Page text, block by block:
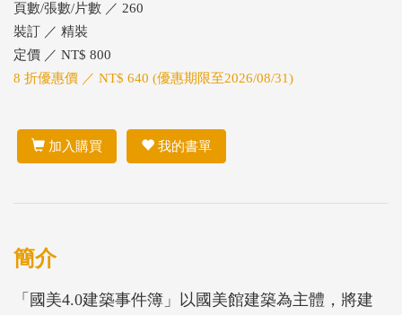
頁數/張數/片數 ／ 260
裝訂 ／ 精裝
定價 ／ NT$ 800
8 折優惠價 ／ NT$ 640 (優惠期限至2026/08/31)
加入購買 我的書單
簡介
「國美4.0建築事件簿」以國美館建築為主體，將建